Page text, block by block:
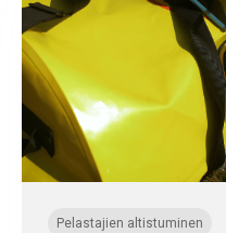
Pelastajien altistuminen